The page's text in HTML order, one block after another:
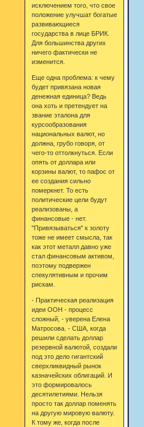
исключением того, что свое
положение улучшат богатые
развивающиеся
государства в лице БРИК.
Для большинства других
ничего фактически не
изменится.
Еще одна проблема: к чему
будет привязана новая
денежная единица? Ведь
она хоть и претендует на
звание эталона для
курсообразования
национальных валют, но
должна, грубо говоря, от
чего-то оттолкнуться. Если
опять от доллара или
корзины валют, то пафос от
ее создания сильно
померкнет. То есть
политические цели будут
реализованы, а
финансовые - нет.
"Привязываться" к золоту
тоже не имеет смысла, так
как этот металл давно уже
стал финансовым активом,
поэтому подвержен
спекулятивным и прочим
рискам.
- Практическая реализация
идеи ООН - процесс
сложный, - уверена Елена
Матросова. - США, когда
решили сделать доллар
резервной валютой, создали
под это дело гигантский
сверхликвидный рынок
казначейских облигаций. И
это формировалось
десятилетиями. Нельзя
просто так доллар поменять
на другую мировую валюту.
К тому же, когда после